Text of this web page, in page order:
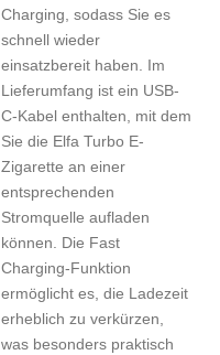
Charging, sodass Sie es
schnell wieder
einsatzbereit haben. Im
Lieferumfang ist ein USB-
C-Kabel enthalten, mit dem
Sie die Elfa Turbo E-
Zigarette an einer
entsprechenden
Stromquelle aufladen
können. Die Fast
Charging-Funktion
ermöglicht es, die Ladezeit
erheblich zu verkürzen,
was besonders praktisch